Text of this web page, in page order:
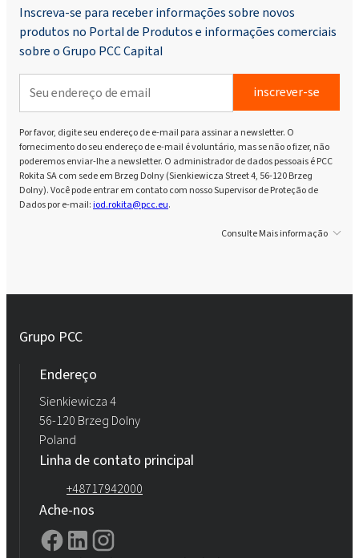
Inscreva-se para receber informações sobre novos
produtos no Portal de Produtos e informações comerciais
sobre o Grupo PCC Capital
inscrever-se
Por favor, digite seu endereço de e-mail para assinar a newsletter. O
fornecimento do seu endereço de e-mail é voluntário, mas se não o fizer, não
poderemos enviar-lhe a newsletter. O administrador de dados pessoais é PCC
Rokita SA com sede em Brzeg Dolny (Sienkiewicza Street 4, 56-120 Brzeg
Dolny). Você pode entrar em contato com nosso Supervisor de Proteção de
Dados por e-mail:iod.rokita@pcc.eu.
Consulte Mais informação
Grupo PCC
Endereço
Sienkiewicza 4
56-120 Brzeg Dolny
Poland
Linha de contato principal
+48717942000
Ache-nos